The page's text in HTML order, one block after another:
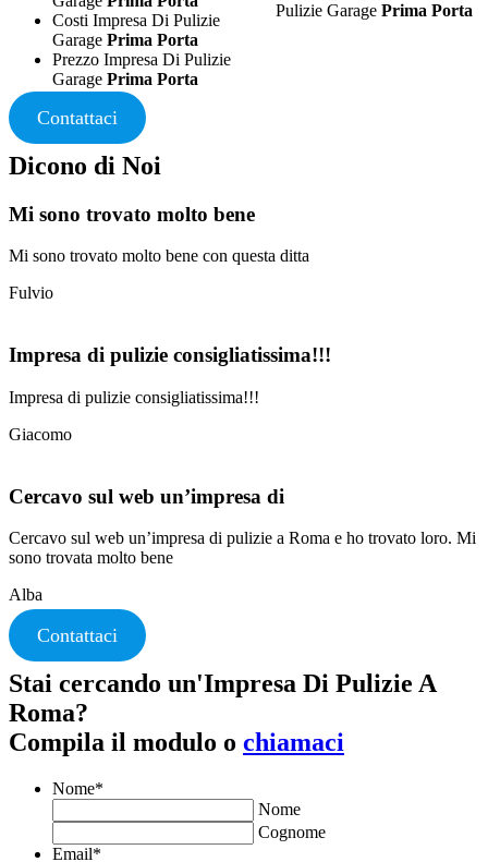
Costi Impresa Di Pulizie
Garage Prima Porta
Prezzo Impresa Di Pulizie
Garage Prima Porta
Pulizie GaragePrima Porta
Contattaci
Dicono di Noi
Mi sono trovato molto bene
Mi sono trovato molto bene con questa ditta
Fulvio
Impresa di pulizie consigliatissima!!!
Impresa di pulizie consigliatissima!!!
Giacomo
Cercavo sul web un’impresa di
Cercavo sul web un’impresa di pulizie a Roma e ho trovato loro. Mi
sono trovata molto bene
Alba
Contattaci
Stai cercando un'Impresa Di Pulizie A
Roma?
Compila il modulo o chiamaci
Nome*
Nome
Cognome
Email*